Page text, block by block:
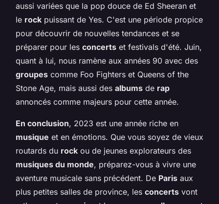
aussi variées que la pop douce de Ed Sheeran et
le rock puissant de Yes. C'est une période propice
pour découvrir de nouvelles tendances et se
préparer pour les concerts et festivals d'été. Juin,
quant à lui, nous ramène aux années 90 avec des
groupes comme Foo Fighters et Queens of the
Stone Age, mais aussi des albums de rap
annoncés comme majeurs pour cette année.
En conclusion, 2023 est une année riche en
musique et en émotions. Que vous soyez de vieux
routards du rock ou de jeunes explorateurs des
musiques du monde, préparez-vous à vivre une
aventure musicale sans précédent. De Paris aux
plus petites salles de province, les concerts vont